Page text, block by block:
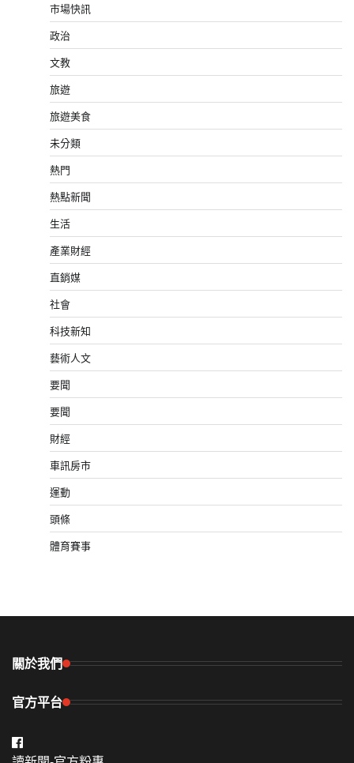
市場快訊
政治
文教
旅遊
旅遊美食
未分類
熱門
熱點新聞
生活
產業財經
直銷媒
社會
科技新知
藝術人文
要聞
要聞
財經
車訊房市
運動
頭條
體育賽事
關於我們
官方平台